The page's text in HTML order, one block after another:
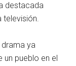
destacada
televisión.
drama ya
un pueblo en el